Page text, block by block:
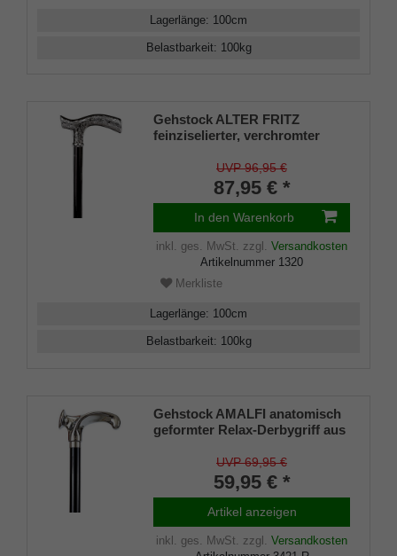
Lagerlänge: 100cm
Belastbarkeit: 100kg
Gehstock ALTER FRITZ
feinziselierter, verchromter
auf einen Stock aus
Buchenholz seidenmatt
lackiert,Chromring,inklusive
Gummipuffer.
UVP 96,95 €
87,95 € *
In den Warenkorb
inkl. ges. MwSt. zzgl. Versandkosten
Artikelnummer 1320
Merkliste
Lagerlänge: 100cm
Belastbarkeit: 100kg
Gehstock AMALFI anatomisch
geformter Relax-Derbygriff aus
schwarz lackierter Stock aus
Buchenholz, inkl. Gummipuffer
UVP 69,95 €
59,95 € *
Artikel anzeigen
inkl. ges. MwSt. zzgl. Versandkosten